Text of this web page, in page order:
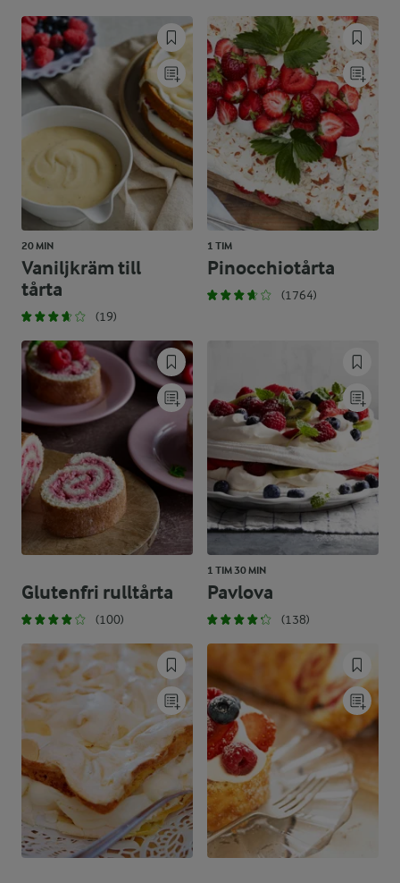
20 MIN
Vaniljkräm till
tårta
(19)
1 TIM
Pinocchiotårta
(1764)
Glutenfri rulltårta
(100)
1 TIM 30 MIN
Pavlova
(138)